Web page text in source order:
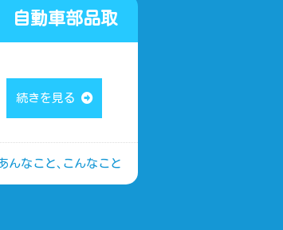
車部品取
続きを見る
んなこと､こんなこと